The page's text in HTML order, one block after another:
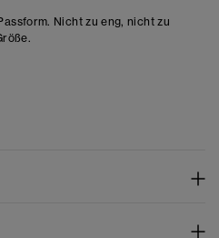
Nicht zu eng, nicht zu